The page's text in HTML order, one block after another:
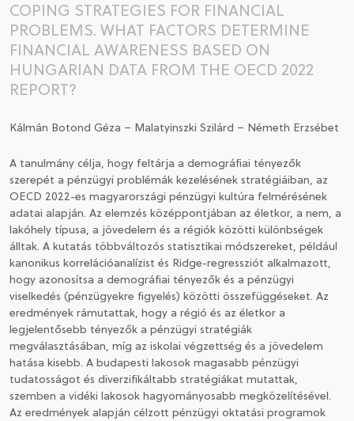
COPING STRATEGIES FOR FINANCIAL
PROBLEMS. WHAT FACTORS DETERMINE
FINANCIAL AWARENESS BASED ON
HUNGARIAN DATA FROM THE OECD 2022
REPORT?
Kálmán Botond Géza – Malatyinszki Szilárd – Németh Erzsébet
A tanulmány célja, hogy feltárja a demográfiai tényezők
szerepét a pénzügyi problémák kezelésének stratégiáiban, az
OECD 2022-es magyarországi pénzügyi kultúra felmérésének
adatai alapján. Az elemzés középpontjában az életkor, a nem, a
lakóhely típusa, a jövedelem és a régiók közötti különbségek
álltak. A kutatás többváltozós statisztikai módszereket, például
kanonikus korrelációanalízist és Ridge-regressziót alkalmazott,
hogy azonosítsa a demográfiai tényezők és a pénzügyi
viselkedés (pénzügyekre figyelés) közötti összefüggéseket. Az
eredmények rámutattak, hogy a régió és az életkor a
legjelentősebb tényezők a pénzügyi stratégiák
megválasztásában, míg az iskolai végzettség és a jövedelem
hatása kisebb. A budapesti lakosok magasabb pénzügyi
tudatosságot és diverzifikáltabb stratégiákat mutattak,
szemben a vidéki lakosok hagyományosabb megközelítésével.
Az eredmények alapján célzott pénzügyi oktatási programok